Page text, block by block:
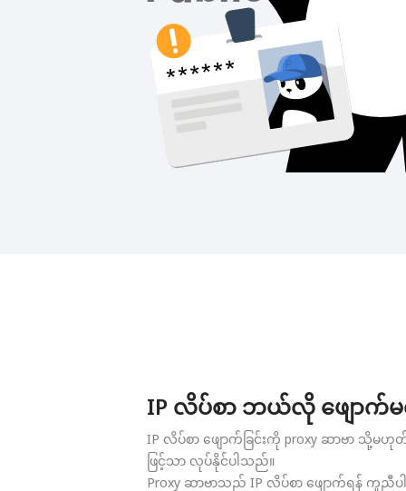
IP လိပ်စာ ဘယ်လို ဖျောက်
IP လိပ်စာ ဖျောက်ခြင်းကို proxy ဆာဗာ
ဖြင့်သာ လုပ်နိုင်ပါသည်။
Proxy ဆာဗာသည် IP လိပ်စာ ဖျောက်ရန်